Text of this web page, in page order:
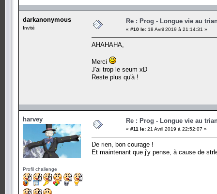
darkanonymous
Invité
Re : Prog - Longue vie au
« #10 le: 18 Avril 2019 à 21:14:31 »
AHAHAHA,
Merci
J'ai trop le seum xD
Reste plus qu'à !
harvey
Profil challenge
Re : Prog - Longue vie au
« #11 le: 21 Avril 2019 à 22:52:07 »
De rien, bon courage !
Et maintenant que j'y pense, à cause de